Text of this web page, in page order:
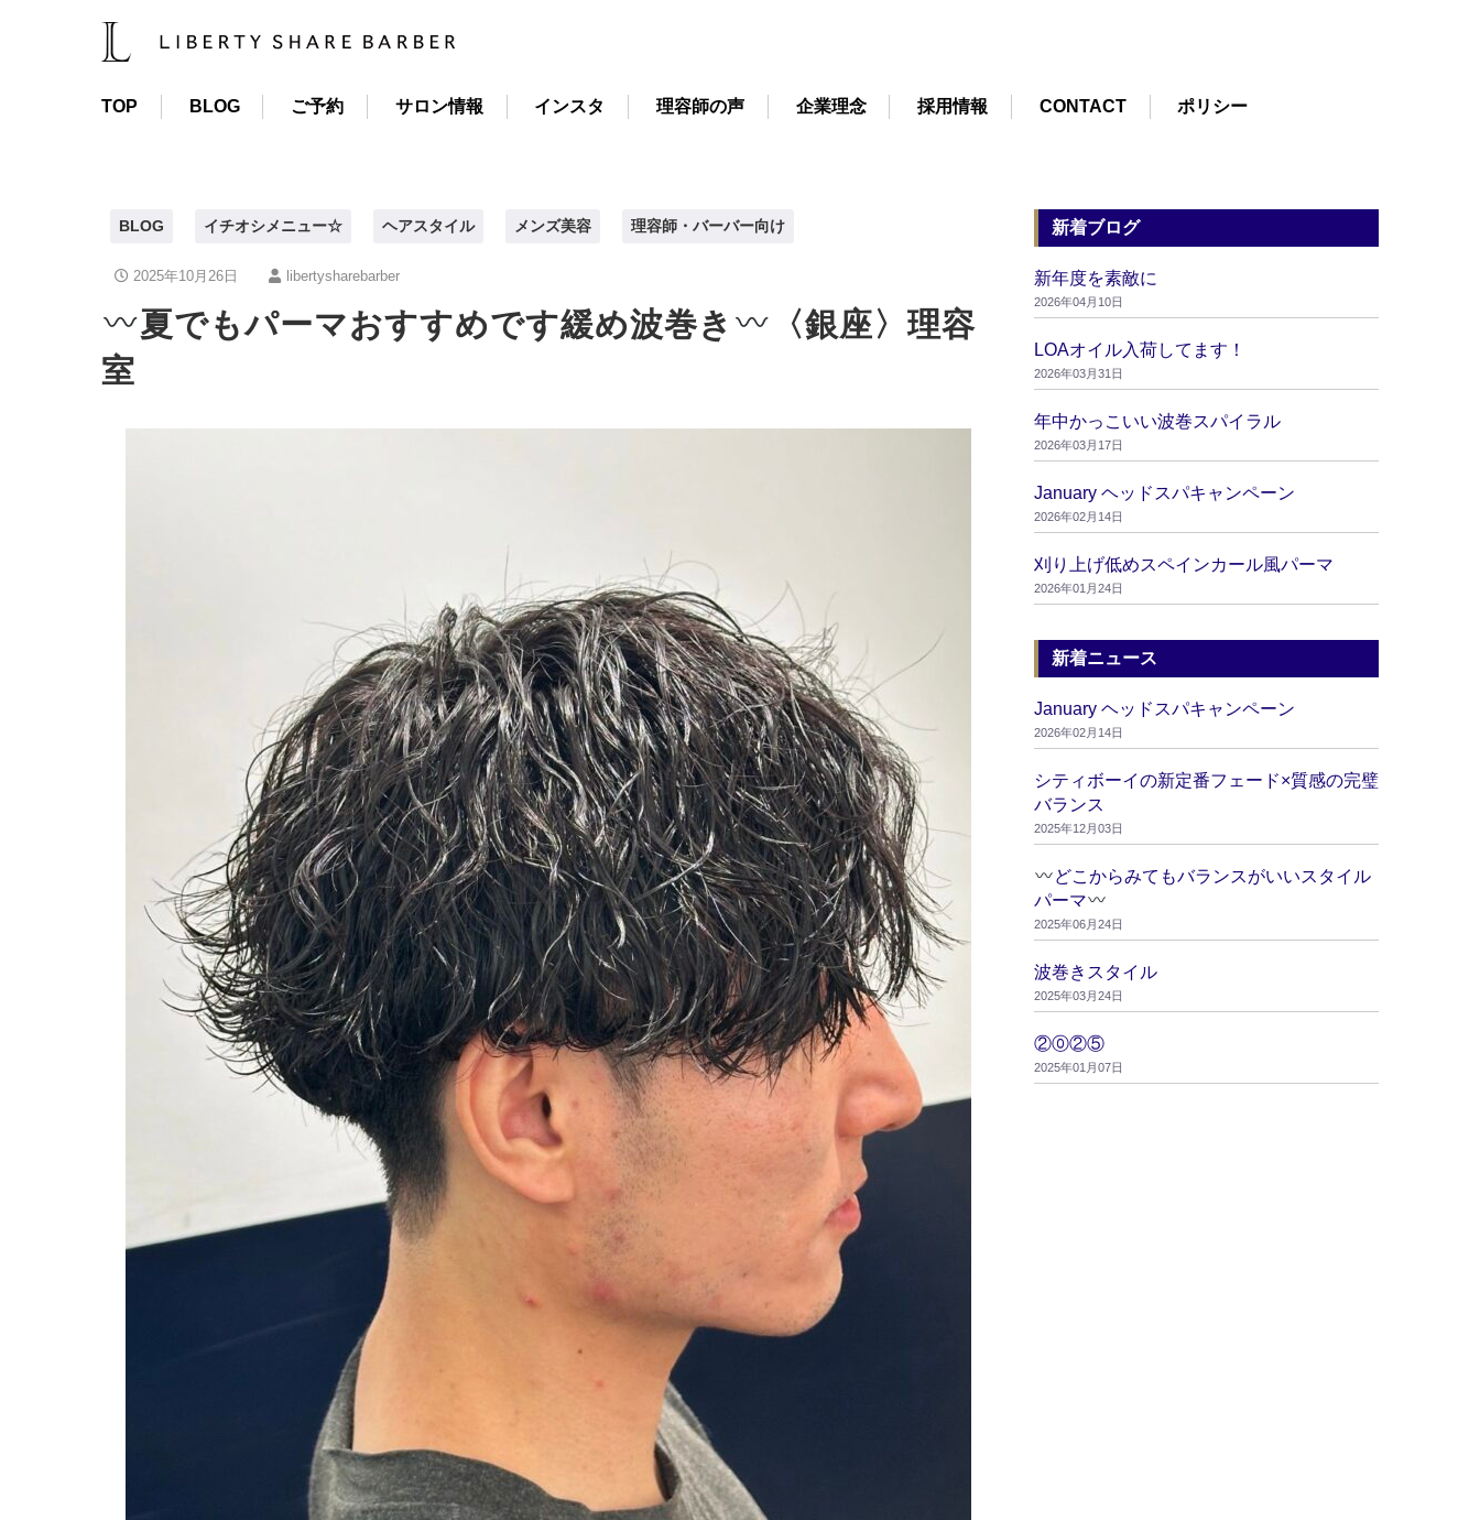
TOP BLOG ご予約 サロン情報 インスタ 理容師の声 企業理念 採用情報 CONTACT ポリシー
BLOG イチオシメニュー☆ ヘアスタイル メンズ美容 理容師・バーバー向け
2025年10月26日 libertysharebarber
夏でもパーマおすすめです緩め波巻き
〈銀座〉理容
室
新着ブログ
新年度を素敵に
2026年04月10日
LOAオイル入荷してます！
2026年03月31日
年中かっこいい波巻スパイラル
2026年03月17日
January ヘッドスパキャンペーン
2026年02月14日
刈り上げ低めスペインカール風パーマ
2026年01月24日
新着ニュース
January ヘッドスパキャンペーン
2026年02月14日
シティボーイの新定番フェード×質感の完璧
バランス
2025年12月03日
どこからみてもバランスがいいスタイル
パーマ
2025年06月24日
波巻きスタイル
2025年03月24日
②⓪②⑤
2025年01月07日